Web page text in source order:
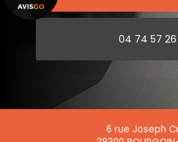
04 74 57 26
6 rue Joseph